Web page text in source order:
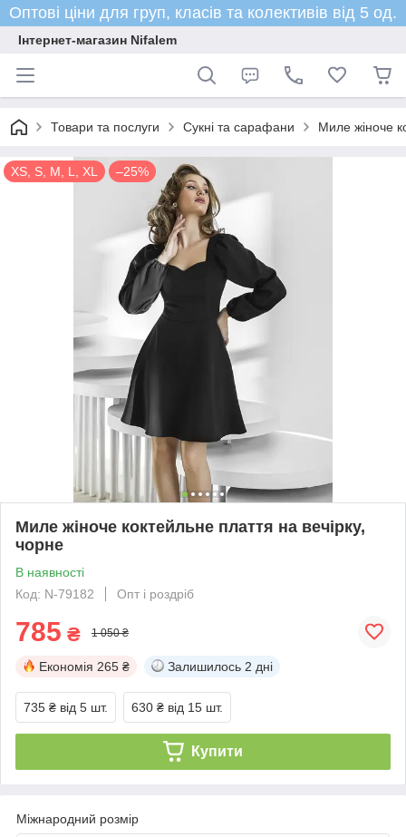
Оптові ціни для груп, класів та колективів від 5 од.
Інтернет-магазин Nifalem
Товари та послуги Сукні та сарафани Миле жіноче
XS, S, M, L, XL –25%
Миле жіноче коктейльне плаття на вечірку,
чорне
В наявності
Код: N-79182
Опт і роздріб
785 ₴ 1 050 ₴
Економія 265 ₴ Залишилось 2 дні
735 ₴ від 5 шт. 630 ₴ від 15 шт.
Купити
Міжнародний розмір